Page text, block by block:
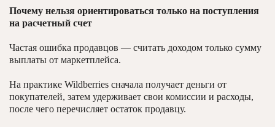
Почему нельзя ориентироваться только на поступления
на расчетный счет
Частая ошибка продавцов — считать доходом только сумму
выплаты от маркетплейса.
На практике Wildberries сначала получает деньги от
покупателей, затем удерживает свои комиссии и расходы,
после чего перечисляет остаток продавцу.